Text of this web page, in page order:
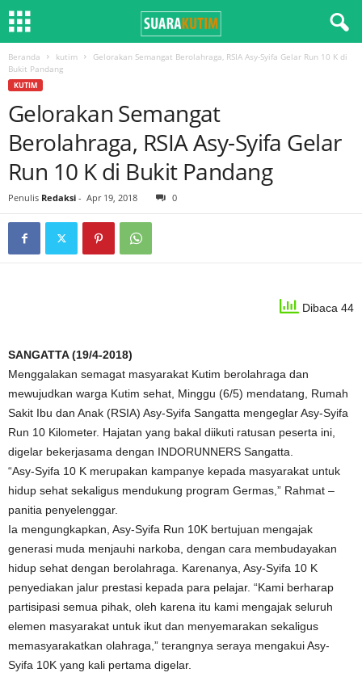
Beranda kutim
Gelorakan Semangat Berolahraga, RSIA Asy-Syifa Gelar Run 10 K di
Bukit Pandang
KUTIM
Gelorakan Semangat
Berolahraga, RSIA Asy-Syifa Gelar
Run 10 K di Bukit Pandang
Penulis Redaksi - Apr 19, 2018 0
Dibaca 44
SANGATTA (19/4-2018)
Menggalakan semagat masyarakat Kutim berolahraga dan
mewujudkan warga Kutim sehat, Minggu (6/5) mendatang, Rumah
Sakit Ibu dan Anak (RSIA) Asy-Syifa Sangatta mengeglar Asy-Syifa
Run 10 Kilometer. Hajatan yang bakal diikuti ratusan peserta ini,
digelar bekerjasama dengan INDORUNNERS Sangatta.
“Asy-Syifa 10 K merupakan kampanye kepada masyarakat untuk
hidup sehat sekaligus mendukung program Germas,” Rahmat –
panitia penyelenggar.
Ia mengungkapkan, Asy-Syifa Run 10K bertujuan mengajak
generasi muda menjauhi narkoba, dengan cara membudayakan
hidup sehat dengan berolahraga. Karenanya, Asy-Syifa 10 K
penyediakan jalur prestasi kepada para pelajar. “Kami berharap
partisipasi semua pihak, oleh karena itu kami mengajak seluruh
elemen masyarakat untuk ikut dan menyemarakan sekaligus
memasyarakatkan olahraga,” terangnya seraya mengakui Asy-
Syifa 10K yang kali pertama digelar.